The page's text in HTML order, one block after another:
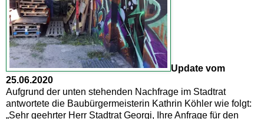
Update vom
25.06.2020
Aufgrund der unten stehenden Nachfrage im Stadtrat
antwortete die Baubürgermeisterin Kathrin Köhler wie folgt:
„Sehr geehrter Herr Stadtrat Georgi, Ihre Anfrage für den